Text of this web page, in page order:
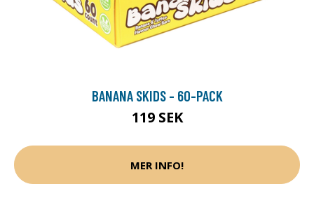
BANANA SKIDS - 60-PACK
119 SEK
MER INFO!